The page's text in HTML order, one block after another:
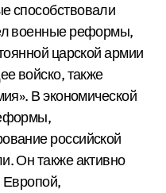
способствовали
военные реформы,
царской армии
войско, также
В экономической
российской
Он также активно
Европой,